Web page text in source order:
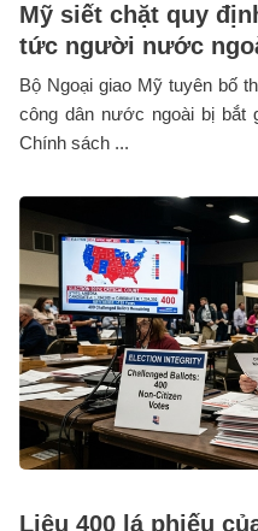
Mỹ siết chặt quy
tức người nước
Bộ Ngoại giao Mỹ tuyên bố
công dân nước ngoài bị
Chính sách ...
Liệu 400 lá phiếu